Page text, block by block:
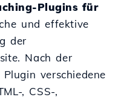
Plugins für
und effektive
der
Nach der
verschiedene
, CSS-,